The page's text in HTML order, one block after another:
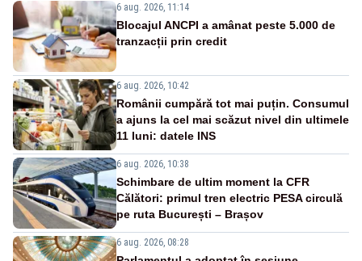
6 aug. 2026, 11:14
Blocajul ANCPI a amânat peste 5.000 de
tranzacții prin credit
6 aug. 2026, 10:42
Românii cumpără tot mai puțin. Consumul
a ajuns la cel mai scăzut nivel din ultimele
11 luni: datele INS
6 aug. 2026, 10:38
Schimbare de ultim moment la CFR
Călători: primul tren electric PESA circulă
pe ruta București – Brașov
6 aug. 2026, 08:28